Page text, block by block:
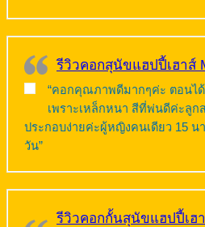
รีวิวคอกสุนัขแฮปปี้เฮาส์
“คอกคุณภาพดีมากๆค่ะ ตอนไ
เพราะเหล็กหนา สีที่พ่นดีค่ะลูก
ประกอบง่ายค่ะผู้หญิงคนเดียว 15 น
วัน”
รีวิวคอกกั้นสุนัขแฮปปี้เฮ